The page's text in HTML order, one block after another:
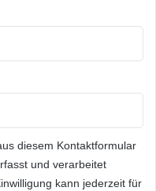
diesem Kontaktformular
und verarbeitet
kann jederzeit für